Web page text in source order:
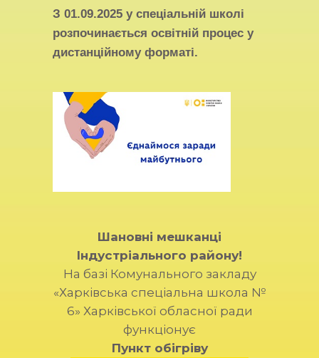
З 01.09.2025 у спеціальній школі
розпочинається освітній процес у
дистанційному форматі.
Шановні мешканці
Індустріального району!
На базі Комунального закладу
«Харківська спеціальна школа №
6» Харківської обласної ради
функціонує
Пункт обігріву